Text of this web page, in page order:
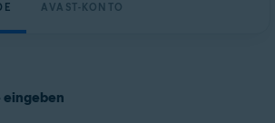
AVAST-KONTO